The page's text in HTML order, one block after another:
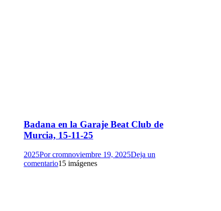
Badana en la Garaje Beat Club de
Murcia, 15-11-25
2025Porcromnoviembre 19, 2025Deja un
comentario15 imágenes